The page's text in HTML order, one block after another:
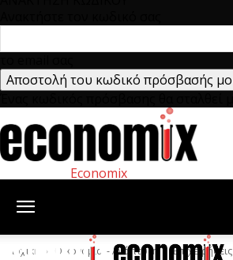
Economix
Αρχική Οικονομία – Ανάπτυξη Επιχειρήσεις